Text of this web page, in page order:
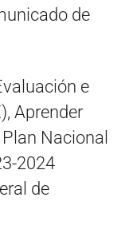
de
e
Aprender
Nacional
2024
de